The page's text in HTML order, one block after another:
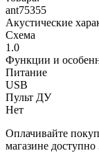
ant75355
Акустические
Схема
1.0
Функции и
Питание
USB
Пульт ДУ
Нет
Оплачивайте
магазине